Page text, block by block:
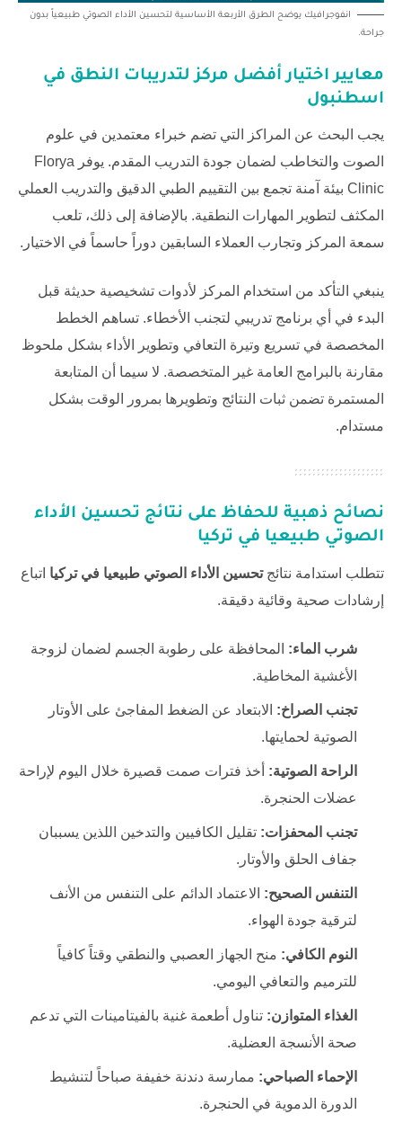
انفوجرافيك يوضح الطرق الأربعة الأساسية لتحسين الأداء الصوتي طبيعياً بدون
جراحة.
معايير اختيار أفضل مركز لتدريبات النطق في
اسطنبول
يجب البحث عن المراكز التي تضم خبراء معتمدين في علوم
الصوت والتخاطب لضمان جودة التدريب المقدم. يوفر Florya
Clinic بيئة آمنة تجمع بين التقييم الطبي الدقيق والتدريب العملي
المكثف لتطوير المهارات النطقية. بالإضافة إلى ذلك، تلعب
سمعة المركز وتجارب العملاء السابقين دوراً حاسماً في الاختيار.
ينبغي التأكد من استخدام المركز لأدوات تشخيصية حديثة قبل
البدء في أي برنامج تدريبي لتجنب الأخطاء. تساهم الخطط
المخصصة في تسريع وتيرة التعافي وتطوير الأداء بشكل ملحوظ
مقارنة بالبرامج العامة غير المتخصصة. لا سيما أن المتابعة
المستمرة تضمن ثبات النتائج وتطويرها بمرور الوقت بشكل
مستدام.
نصائح ذهبية للحفاظ على نتائج تحسين الأداء
الصوتي طبيعيا في تركيا
تتطلب استدامة نتائجتحسين الأداء الصوتي طبيعيا في تركيا اتباع
إرشادات صحية وقائية دقيقة.
شرب الماء: المحافظة على رطوبة الجسم لضمان لزوجة
الأغشية المخاطية.
تجنب الصراخ: الابتعاد عن الضغط المفاجئ على الأوتار
الصوتية لحمايتها.
الراحة الصوتية: أخذ فترات صمت قصيرة خلال اليوم لإراحة
عضلات الحنجرة.
تجنب المحفزات: تقليل الكافيين والتدخين اللذين يسببان
جفاف الحلق والأوتار.
التنفس الصحيح: الاعتماد الدائم على التنفس من الأنف
لترقية جودة الهواء.
النوم الكافي: منح الجهاز العصبي والنطقي وقتاً كافياً
للترميم والتعافي اليومي.
الغذاء المتوازن: تناول أطعمة غنية بالفيتامينات التي تدعم
صحة الأنسجة العضلية.
الإحماء الصباحي: ممارسة دندنة خفيفة صباحاً لتنشيط
الدورة الدموية في الحنجرة.